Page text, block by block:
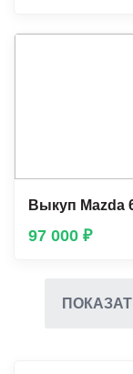
Выкуп Mazda
97 000 ₽